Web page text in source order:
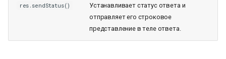
res.sendStatus()
Устанавливает статус ответа и
отправляет его строковое
представление в теле ответа.